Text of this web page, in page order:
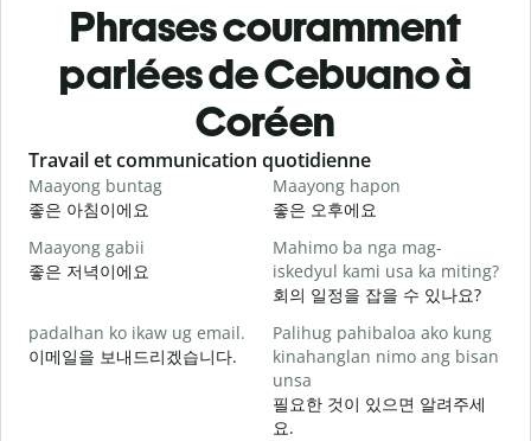
Phrases couramment
parlées de Cebuano à
Coréen
Slide 1 of 6
Travail et communication quotidienne
Maayong buntag
좋은 아침이에요
Maayong hapon
좋은 오후에요
Maayong gabii
좋은 저녁이에요
Mahimo ba nga mag-
iskedyul kami usa ka miting?
회의 일정을 잡을 수 있나요?
padalhan ko ikaw ug email.
이메일을 보내드리겠습니다.
Palihug pahibaloa ako kung
kinahanglan nimo ang bisan
unsa
필요한 것이 있으면 알려주세
요.